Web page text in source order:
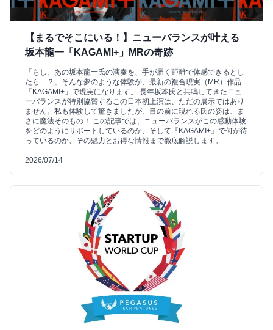
【まるでそこにいる！】ニューバランスが叶える
坂本龍一「KAGAMI+」MRの奇跡
「もし、あの坂本龍一氏の演奏を、手が届く距離で体感できるとし
たら…？」そんな夢のような体験が、最新の複合現実（MR）作品
「KAGAMI+」で現実になります。 長年坂本氏と共鳴してきたニュ
ーバランスが特別協賛するこの日本初上演は、ただの展示ではあり
ません。私も体験して驚きましたが、目の前に現れる氏の姿は、ま
さに魔法そのもの！ この記事では、ニューバランスがこの感動体験
をどのようにサポートしているのか、そして『KAGAMI+』で何が待
っているのか、その魅力とお得な情報まで徹底解説します。
2026/07/14